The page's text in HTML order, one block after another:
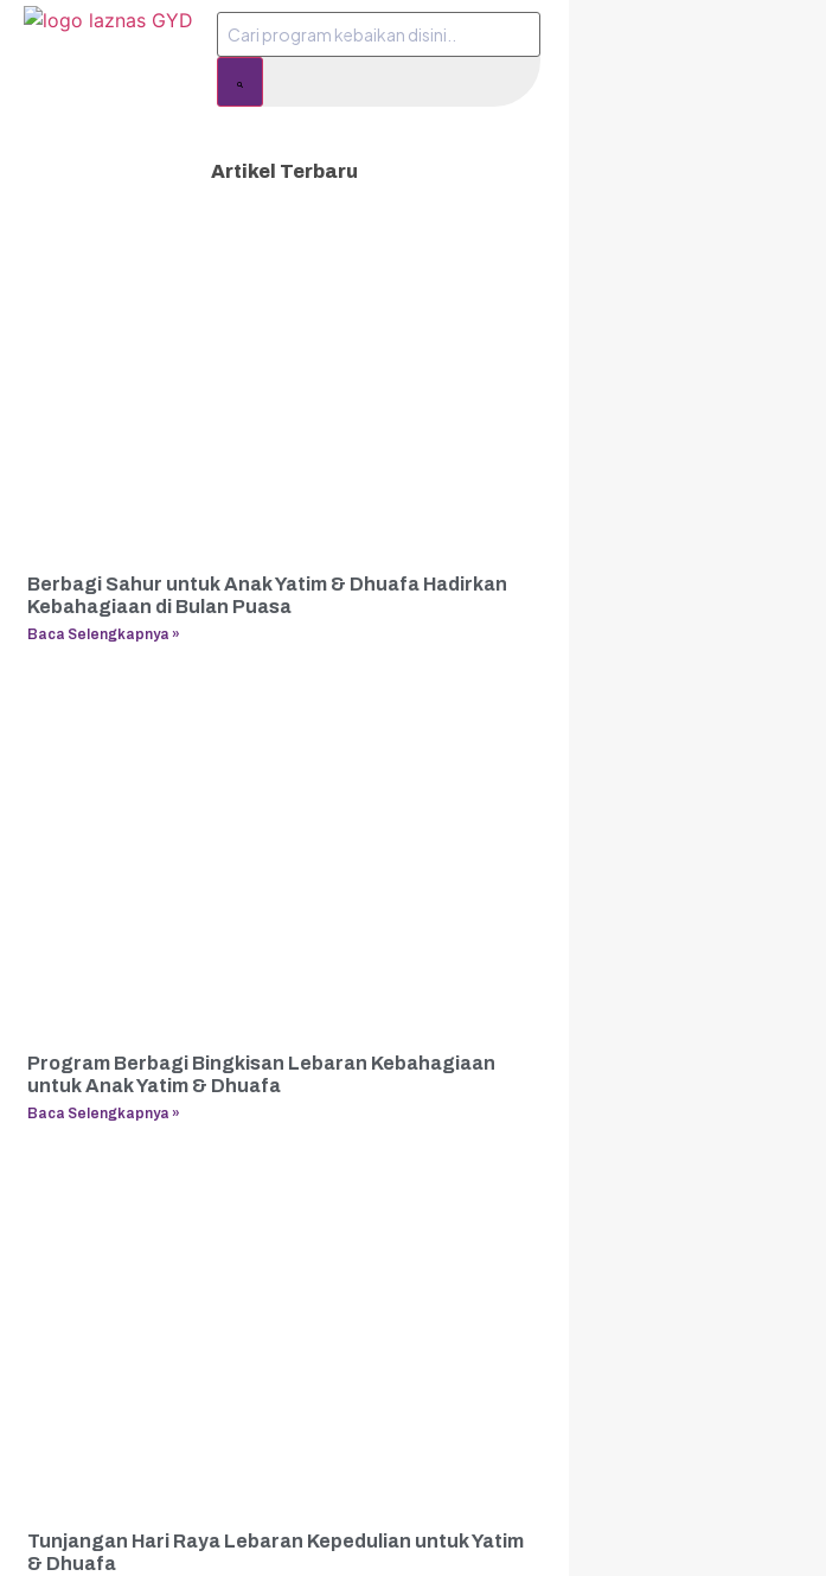
Artikel Terbaru
Berbagi Sahur untuk Anak Yatim & Dhuafa Hadirkan
Kebahagiaan di Bulan Puasa
Baca Selengkapnya »
Program Berbagi Bingkisan Lebaran Kebahagiaan
untuk Anak Yatim & Dhuafa
Baca Selengkapnya »
Tunjangan Hari Raya Lebaran Kepedulian untuk Yatim
& Dhuafa